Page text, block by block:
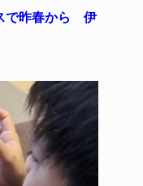
で昨春から 伊